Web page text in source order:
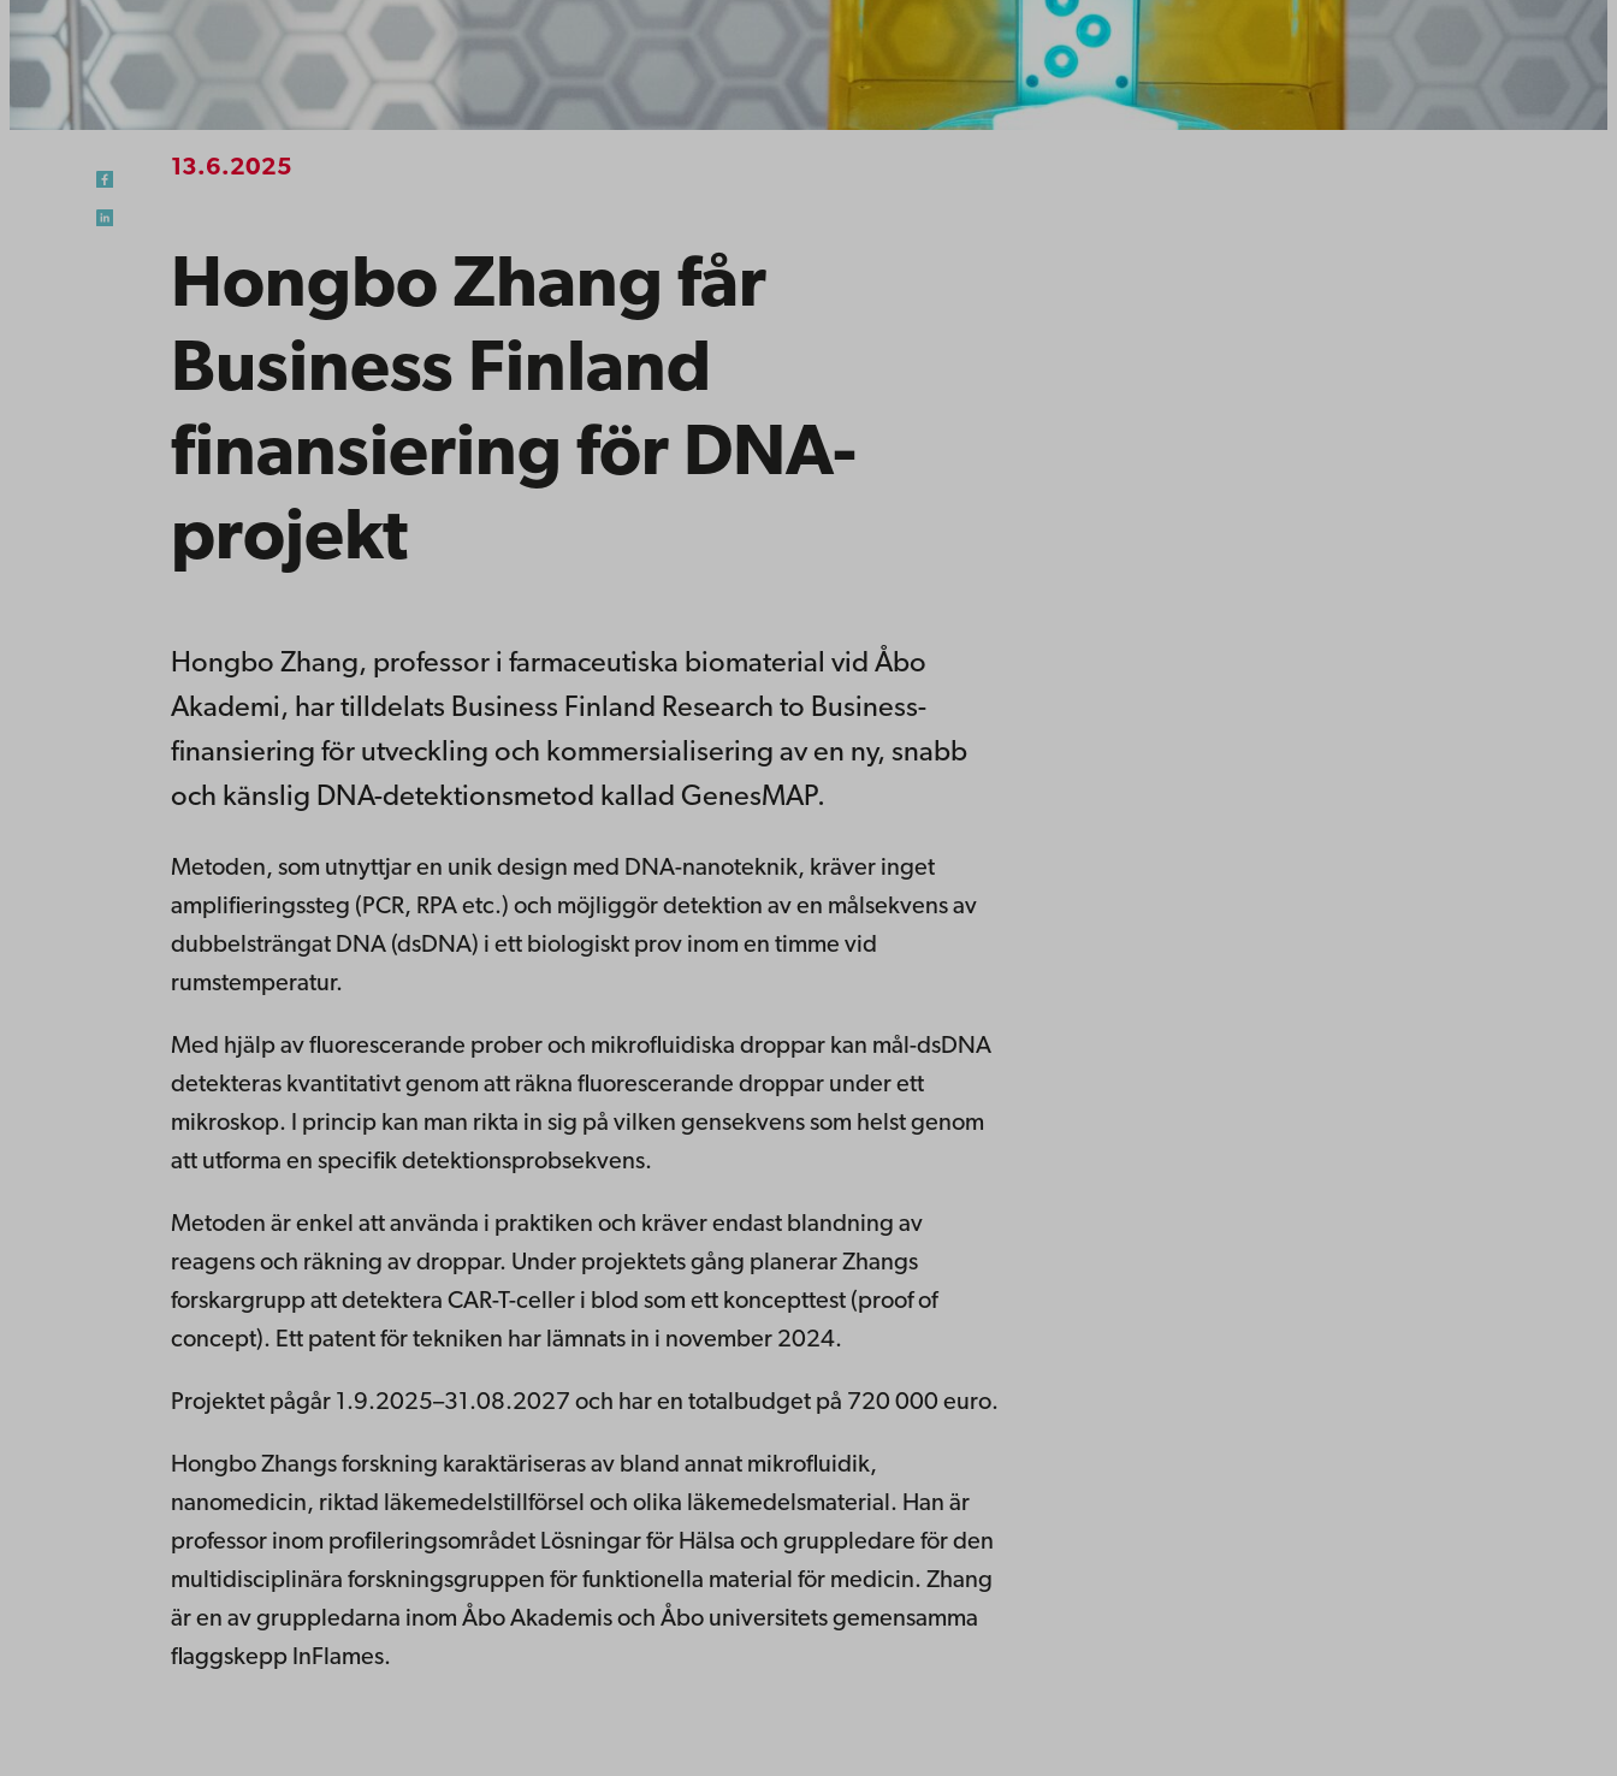
13.6.2025
Hongbo Zhang får
Business Finland
finansiering för DNA-
projekt
Hongbo Zhang, professor i farmaceutiska biomaterial vid Åbo
Akademi, har tilldelats Business Finland Research to Business-
finansiering för utveckling och kommersialisering av en ny, snabb
och känslig DNA-detektionsmetod kallad GenesMAP.
Metoden, som utnyttjar en unik design med DNA-nanoteknik, kräver inget
amplifieringssteg (PCR, RPA etc.) och möjliggör detektion av en målsekvens av
dubbelsträngat DNA (dsDNA) i ett biologiskt prov inom en timme vid
rumstemperatur.
Med hjälp av fluorescerande prober och mikrofluidiska droppar kan mål-dsDNA
detekteras kvantitativt genom att räkna fluorescerande droppar under ett
mikroskop. I princip kan man rikta in sig på vilken gensekvens som helst genom
att utforma en specifik detektionsprobsekvens.
Metoden är enkel att använda i praktiken och kräver endast blandning av
reagens och räkning av droppar. Under projektets gång planerar Zhangs
forskargrupp att detektera CAR-T-celler i blod som ett koncepttest (proof of
concept). Ett patent för tekniken har lämnats in i november 2024.
Projektet pågår 1.9.2025–31.08.2027 och har en totalbudget på 720 000 euro.
Hongbo Zhangs forskning karaktäriseras av bland annat mikrofluidik,
nanomedicin, riktad läkemedelstillförsel och olika läkemedelsmaterial. Han är
professor inom profileringsområdet Lösningar för Hälsa och gruppledare för den
multidisciplinära forskningsgruppen för funktionella material för medicin. Zhang
är en av gruppledarna inom Åbo Akademis och Åbo universitets gemensamma
flaggskepp InFlames.